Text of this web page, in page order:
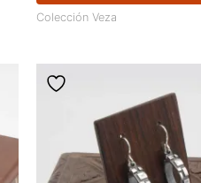
Colección Veza